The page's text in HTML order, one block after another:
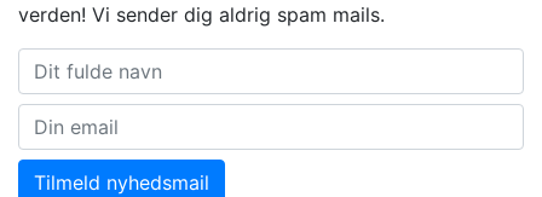
verden! Vi sender dig aldrig spam mails.
Tilmeld nyhedsmail